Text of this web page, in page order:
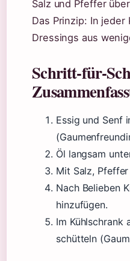
Salz und Pfeffer
Das Prinzip: In
Dressings aus
Schritt-für-
Essig und Senf
Öl langsam
Mit Salz,
Nach Belieben
hinzufügen.
Im Kühlschrank
schütteln